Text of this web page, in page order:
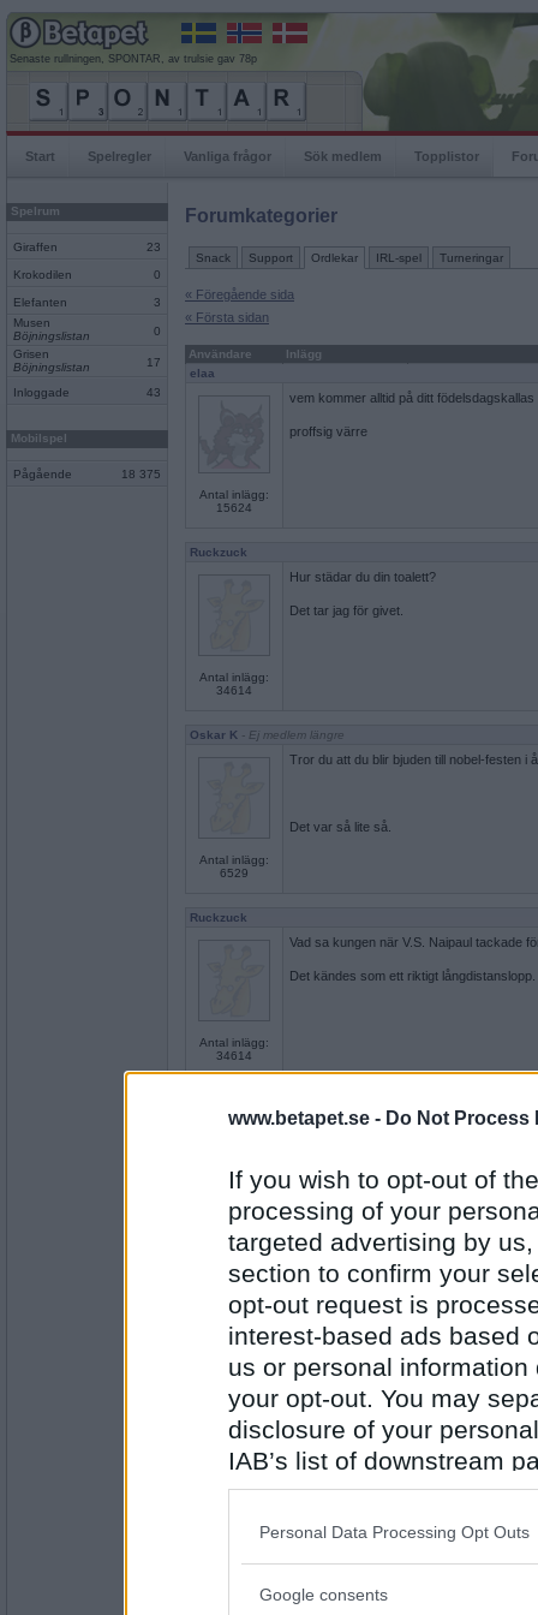
www.betapet.se - Do Not Process
If you wish to opt-out of
processing of your
targeted advertising by
section to confirm your
opt-out request is
interest-based ads based
us or personal
your opt-out. You may
disclosure of your
IAB’s list of downstream
also be disclosed by us
Downstream Participants
Please note that this
Personal Data Processing Opt Outs
Google consents
Senaste rullningen, SPONTAR, av trulsie gav 78p
Start Spelregler Vanliga frågor Sök medlem Topplistor
Spelrum
Giraffen 23
Krokodilen 0
Elefanten
3
Musen
Böjningslistan
0
Grisen
Böjningslistan
17
Inloggade 43
Mobilspel
Pågående 18 375
Forumkategorier
Snack Support Ordlekar IRL-spel Turneringar
« Föregående sida
« Första sidan
Användare
Inlägg
elaa
Antal inlägg:
15624
vem kommer alltid på ditt födelsdagskallas
proffsig värre
Ruckzuck
Antal inlägg:
34614
Hur städar du din toalett?
Det tar jag för givet.
Oskar K - Ej medlem längre
Antal inlägg:
6529
Tror du att du blir bjuden till nobel-festen i
Det var så lite så.
Ruckzuck
Antal inlägg:
34614
Vad sa kungen när V.S. Naipaul tackade
Det kändes som ett riktigt långdistanslopp.
Antal inlägg:
22361
Hur var det att jobba som servitör på
Handleden är vikt bakåt
Antal inlägg:
1242
Hur hälsar jag bäst på kungen?
Det gick som en dans
Oskar K- Ej medlem längre
Antal inlägg:
Hur var det att tävla i "Lets Dance" tyckte
Ooh, jag vill också ha en